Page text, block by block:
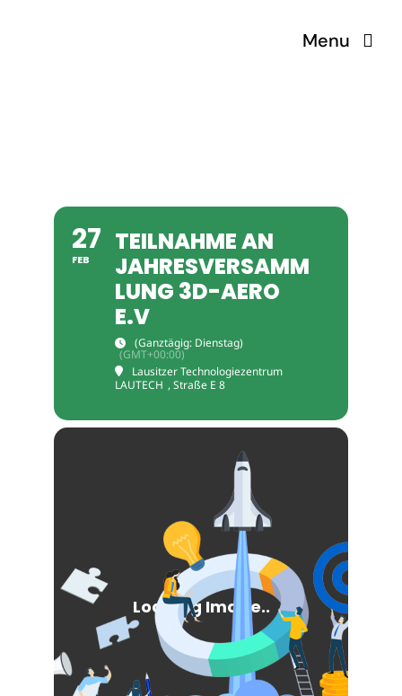
Menu
Termine
Kontakt
27
FEB
TEILNAHME AN
JAHRESVERSAMM
LUNG 3D-AERO
E.V
(Ganztägig: Dienstag)
(GMT+00:00)
Lausitzer Technologiezentrum
LAUTECH , Straße E 8